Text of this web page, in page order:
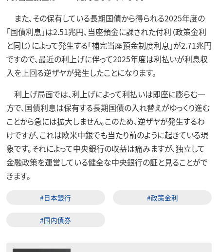
また、その保有している長期国債から得られる2025年度の
「国債利息」は2.51兆円、当座預金に課された付利（政策金利
と同じ）によって発生する「補完当座預金制度利息」が2.71兆円
ですので、最近の利上げに伴って2025年度は利払いが利息収
入を上回る逆ザヤが発生したことになります。
利上げ局面では、利上げによって利払いは即座に膨らむ一
方で、国債利息は保有する長期国債の入れ替えがゆっくり進む
ことから急には拡大しません。このため、逆ザヤが発生するわ
けですが、これは欧米中銀でも当たり前のように起きている現
象です。それによって中央銀行の収益は痛みますが、独立して
金融政策を運営している健全な中央銀行の証と見ることがで
きます。
#日本銀行 #政策金利
#国内債券